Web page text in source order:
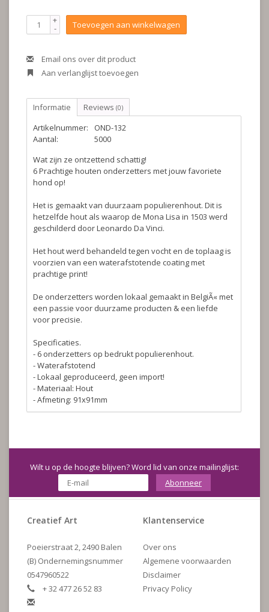
+
- Toevoegen aan winkelwagen
Email ons over dit product
Aan verlanglijst toevoegen
Informatie Reviews (0)
Artikelnummer:
OND-132
Aantal:
5000
Wat zijn ze ontzettend schattig!
6 Prachtige houten onderzetters met jouw favoriete
hond op!
Het is gemaakt van duurzaam populierenhout. Dit is
hetzelfde hout als waarop de Mona Lisa in 1503 werd
geschilderd door Leonardo Da Vinci.
Het hout werd behandeld tegen vocht en de toplaag is
voorzien van een waterafstotende coating met
prachtige print!
De onderzetters worden lokaal gemaakt in BelgiÃ« met
een passie voor duurzame producten & een liefde
voor precisie.
Specificaties.
- 6 onderzetters op bedrukt populierenhout.
- Waterafstotend
- Lokaal geproduceerd, geen import!
- Materiaal: Hout
- Afmeting: 91x91mm
Wilt u op de hoogte blijven? Word lid van onze mailinglijst:
Abonneer
Creatief Art
Poeierstraat 2, 2490 Balen
(B) Ondernemingsnummer
0547960522
+ 32 477 26 52 83
Klantenservice
Over ons
Algemene voorwaarden
Disclaimer
Privacy Policy